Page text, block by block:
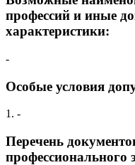
профессий и иные
характеристики:
-
Особые условия
1. -
Перечень
профессионального